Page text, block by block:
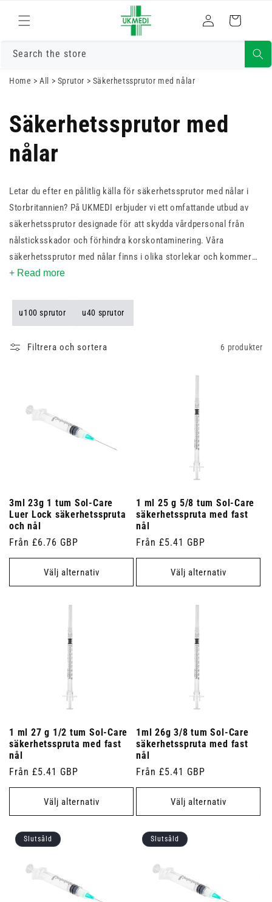
innehåll
in
Varukorg
Search the store
Home >All > Sprutor > Säkerhetssprutor med nålar
Säkerhetssprutor med
nålar
Letar du efter en pålitlig källa för säkerhetssprutor med nålar i
Storbritannien? På UKMEDI erbjuder vi ett omfattande utbud av
säkerhetssprutor designade för att skydda vårdpersonal från
nålsticksskador och förhindra korskontaminering. Våra
säkerhetssprutor med nålar finns i olika storlekar och kommer
med innovativa säkerhetsfunktioner som gör dem enkla att
+ Read more
u100 sprutor u40 sprutor
Filtrera och sortera 6 produkter
3ml 23g 1 tum Sol-Care
Luer Lock säkerhetsspruta
och nål
Ordinarie
pris
Från £6.76 GBP
Välj alternativ
1 ml 25 g 5/8 tum Sol-Care
säkerhetsspruta med fast
nål
Ordinarie
pris
Från £5.41 GBP
Välj alternativ
1 ml 27 g 1/2 tum Sol-Care
säkerhetsspruta med fast
nål
Ordinarie
pris
Från £5.41 GBP
Välj alternativ
1ml 26g 3/8 tum Sol-Care
säkerhetsspruta med fast
nål
Ordinarie
pris
Från £5.41 GBP
Välj alternativ
Slutsåld Slutsåld